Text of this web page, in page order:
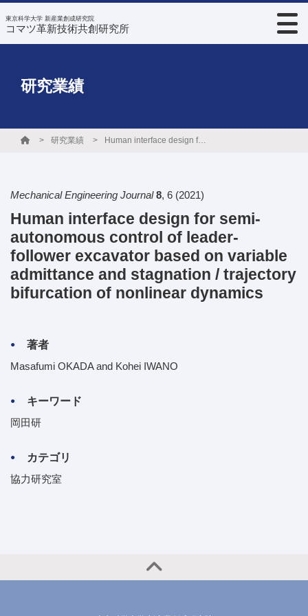
東京科学大学 新産業創成研究院
コマツ革新技術共創研究所
研究業績
研究業績 Human interface design for semi-autonomous control of leader-follower excavator based on variable admittance and stagnation / trajectory bifurcation of nonlinear dynamics
Mechanical Engineering Journal 8, 6 (2021)
Human interface design for semi-
autonomous control of leader-
follower excavator based on variable
admittance and stagnation / trajectory
bifurcation of nonlinear dynamics
著者
Masafumi OKADA and Kohei IWANO
キーワード
岡田研
カテゴリ
協力研究室